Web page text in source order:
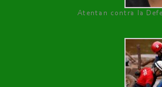
Atentan contra la